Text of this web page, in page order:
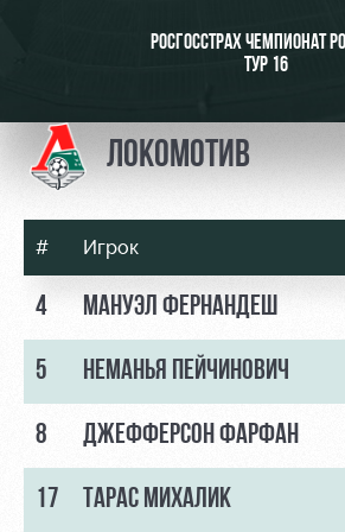
стадиону
РЖД
Арена
Организация
мероприятий
Аренда
полей
Аренда
Локо
Старт
Локо-Лето
Как
поступить
Информация
для
болельщиков
Банковская
«Локомотив»
Заставки
РОСГОССТРАХ ЧЕМПИОНАТ
ТУР 16
ЛОКОМОТИВ
# Игрок
4 МАНУЭЛ ФЕРНАНДЕШ
5 НЕМАНЬЯ ПЕЙЧИНОВИЧ
8 ДЖЕФФЕРСОН ФАРФАН
17 ТАРАС МИХАЛИК